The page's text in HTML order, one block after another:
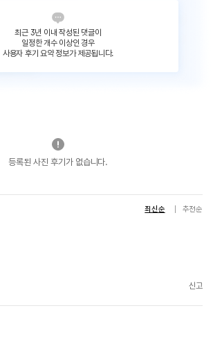
최근 3년 이내 작성된 댓글이
일정한 개수 이상인 경우
사용자 후기 요약 정보가 제공됩니다.
등록된 사진 후기가 없습니다.
최신순 추천순
신고